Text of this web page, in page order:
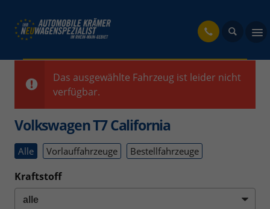
Das ausgewählte Fahrzeug ist leider nicht
verfügbar.
Volkswagen T7 California
Alle Vorlauffahrzeuge Bestellfahrzeuge
Kraftstoff